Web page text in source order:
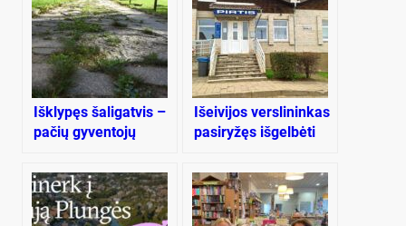
Išklypęs šaligatvis –
pačių gyventojų
Išeivijos verslininkas
pasiryžęs išgelbėti